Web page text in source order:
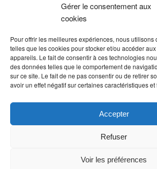
L M M J V
3
4 5 6 7
10
11 13
17
18 19 20 21
25
31
Fièrement propulsé par
Gérer le consentement aux
cookies
Pour offrir les meilleures expériences, nous utilisons
telles que les cookies pour stocker et/ou accéder
appareils. Le fait de consentir à ces technologies
des données telles que le comportement de
sur ce site. Le fait de ne pas consentir ou de retirer
avoir un effet négatif sur certaines caractéristiques et
Accepter
Refuser
Voir les préférences